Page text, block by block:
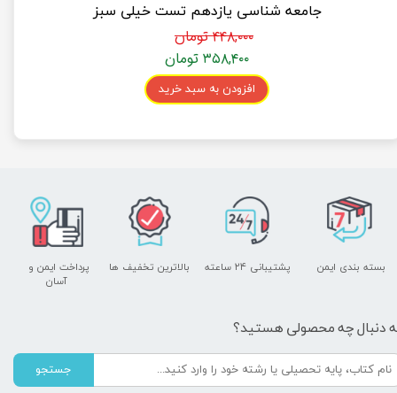
جامعه شناسی یازدهم تست خیلی سبز
۴۴۸,۰۰۰ تومان
۳۵۸,۴۰۰ تومان
افزودن به سبد خرید
پشتیبانی ۲۴ ساعته
پرداخت ایمن و ​​​​​​​
آسان
بسته بندی ایمن بالاترین تخفیف ها
دنبال چه محصولی هستید؟
جستجو